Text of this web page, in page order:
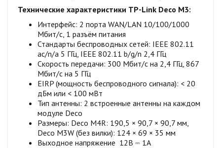
Технические характеристики TP-Link Deco M3:
Интерфейс: 2 порта WAN/LAN 10/100/1000
Мбит/с, 1 разъём питания
Стандарты беспроводных сетей: IEEE 802.11
ac/n/a 5 ГГц, IEEE 802.11 b/g/n 2,4 ГГц
Скороcть передачи: 300 Мбит/с на 2,4 ГГц, 867
Мбит/с на 5 ГГц
EIRP (мощность беспроводного сигнала): < 20
дБм или < 100 мВт
Тип антенны: 2 встроенные антенны на каждом
модуле Deco
Размеры: Deco M4R: 190,5 × 90,7 × 90,7 мм,
Deco M3W (без вилки): 124 × 69 × 35 мм
Выходное напряжение 12В ⎓ 1A